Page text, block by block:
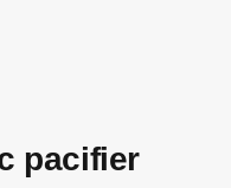
pacifier